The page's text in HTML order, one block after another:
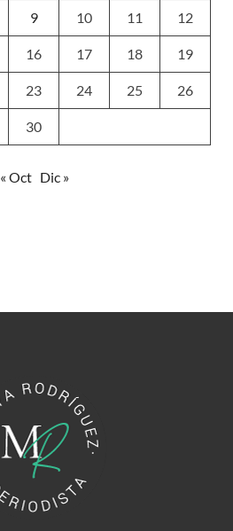
9 10 11 12
16 17 18 19
23 24 25 26
30
« Oct Dic »